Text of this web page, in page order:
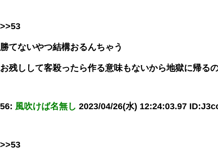
>>53
勝てないやつ結構おるんちゃう
お残しして客殺ったら作る意味もないから地獄に帰る
56: 風吹けば名無し 2023/04/26(水) 12:24:03.97
>>53